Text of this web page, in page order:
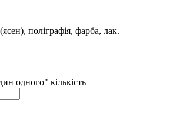
поліграфія, фарба, лак.
одного" кількість